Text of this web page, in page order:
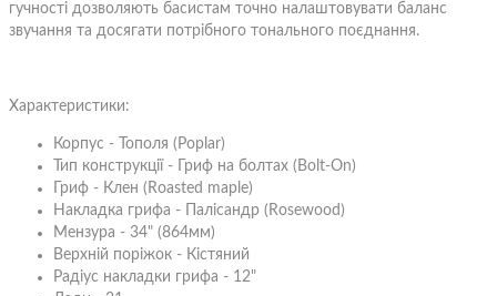
гучності дозволяють басистам точно налаштовувати баланс
звучання та досягати потрібного тонального поєднання.
Характеристики:
Корпус - Тополя (Poplar)
Тип конструкції - Гриф на болтах (Bolt-On)
Гриф - Клен (Roasted maple)
Накладка грифа - Палісандр (Rosewood)
Мензура - 34" (864мм)
Верхній поріжок - Кістяний
Радіус накладки грифа - 12"